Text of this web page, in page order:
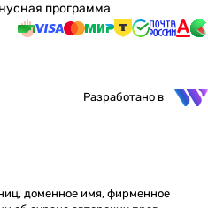
программа
Разработано в
доменное имя, фирменное